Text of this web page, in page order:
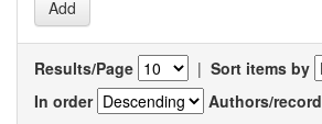
Results/Page | Sort items by
In order
Authors/record